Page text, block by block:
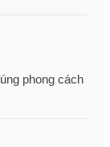
phong cách